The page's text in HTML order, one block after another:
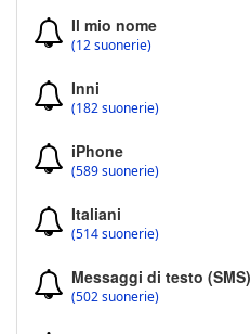
Il mio nome
(12 suonerie)
Inni
(182 suonerie)
iPhone
(589 suonerie)
Italiani
(514 suonerie)
Messaggi di testo (SMS)
(502 suonerie)